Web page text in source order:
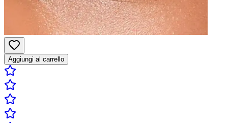
Aggiungi al carrello